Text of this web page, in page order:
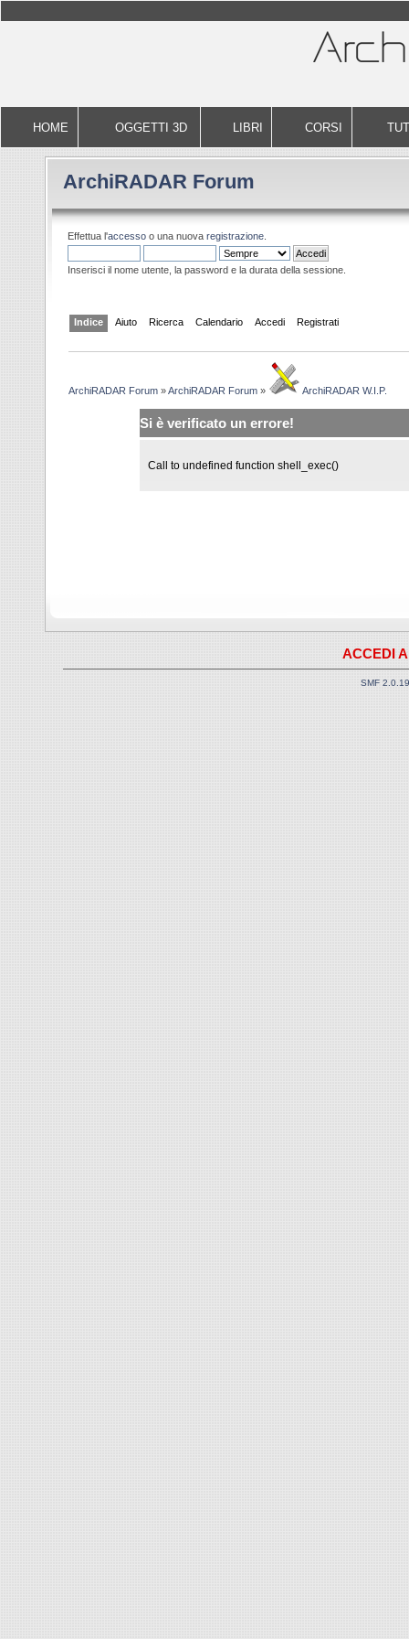
HOME OGGETTI 3D LIBRI CORSI
ArchiRADAR Forum
Effettua l'accesso o una nuova registrazione.
Inserisci il nome utente, la password e la durata della sessione.
Indice Aiuto Ricerca Calendario Accedi Registrati
ArchiRADAR Forum »ArchiRADAR Forum » ArchiRADAR W.I.P.
Si è verificato un errore!
Call to undefined function shell_exec()
ACCEDI
SMF 2.0.19